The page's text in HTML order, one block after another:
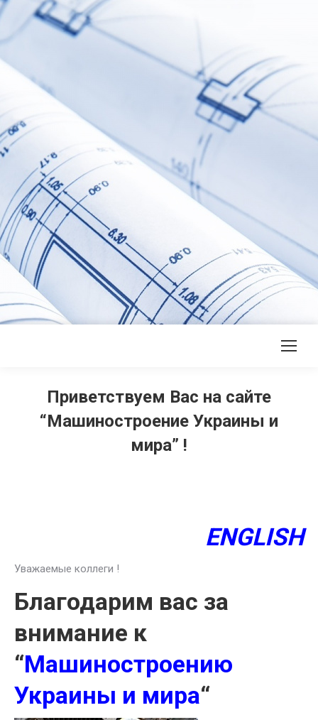
Приветствуем Вас на сайте
“Машиностроение Украины и
мира” !
ENGLISH
Уважаемые коллеги !
Благодарим вас за
внимание к
“Машиностроению
Украины и мира“